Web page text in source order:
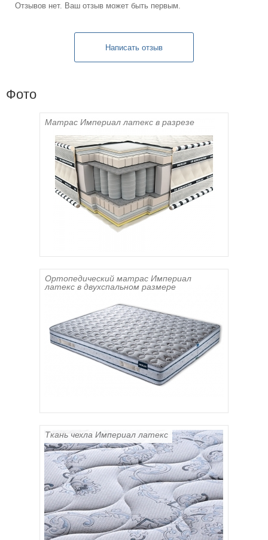
Отзывов нет. Ваш отзыв может быть первым.
Фото
Матрас Империал латекс в разрезе
Ортопедический матрас Империал
латекс в двухспальном размере
Ткань чехла Империал латекс